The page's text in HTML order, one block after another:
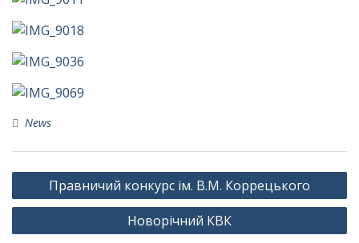
News
Навігація
записів
Правничий конкурс ім. В.М. Коррецького
Новорічний КВК